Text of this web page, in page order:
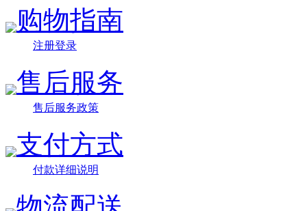
购物指南
注册登录
售后服务
售后服务政策
支付方式
付款详细说明